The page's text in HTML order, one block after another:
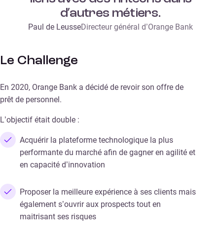
d’autres métiers.
Paul de LeusseDirecteur général d’Orange Bank
Le Challenge
En 2020, Orange Bank a décidé de revoir son offre de
prêt de personnel.
L’objectif était double :
Acquérir la plateforme technologique la plus
performante du marché afin de gagner en agilité et
en capacité d’innovation
Proposer la meilleure expérience à ses clients mais
également s’ouvrir aux prospects tout en
maitrisant ses risques